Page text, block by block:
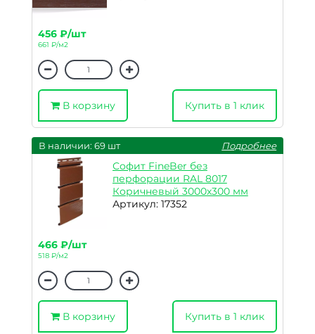
456 ₽/шт
661 ₽/м2
В корзину Купить в 1 клик
В наличии: 69 шт Подробнее
Софит FineBer без
перфорации RAL 8017
Коричневый 3000х300 мм
Артикул: 17352
466 ₽/шт
518 ₽/м2
В корзину Купить в 1 клик